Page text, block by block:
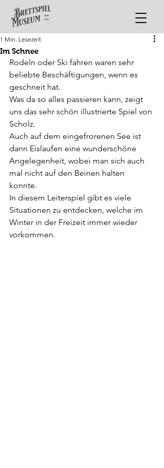
Im Schnee
1 Min. Lesezeit
Rodeln oder Ski fahren waren sehr
beliebte Beschäftigungen, wenn es
geschneit hat.
Was da so alles passieren kann, zeigt
uns das sehr schön illustrierte Spiel von
Scholz.
Auch auf dem eingefrorenen See ist
dann Eislaufen eine wunderschöne
Angelegenheit, wobei man sich auch
mal nicht auf den Beinen halten
konnte.
In diesem Leiterspiel gibt es viele
Situationen zu entdecken, welche im
Winter in der Freizeit immer wieder
vorkommen.